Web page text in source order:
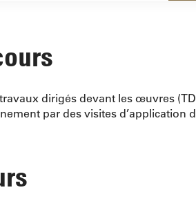
dirigés devant les œuvres
par des visites d’application